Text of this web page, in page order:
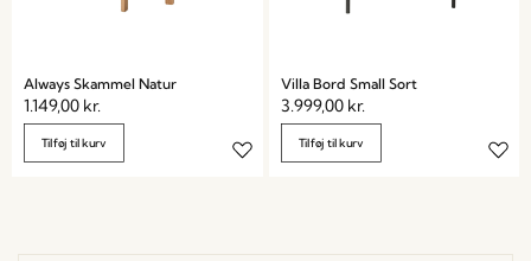
Always Skammel Natur
1.149,00 kr.
Tilføj til kurv
Villa Bord Small Sort
3.999,00 kr.
Tilføj til kurv